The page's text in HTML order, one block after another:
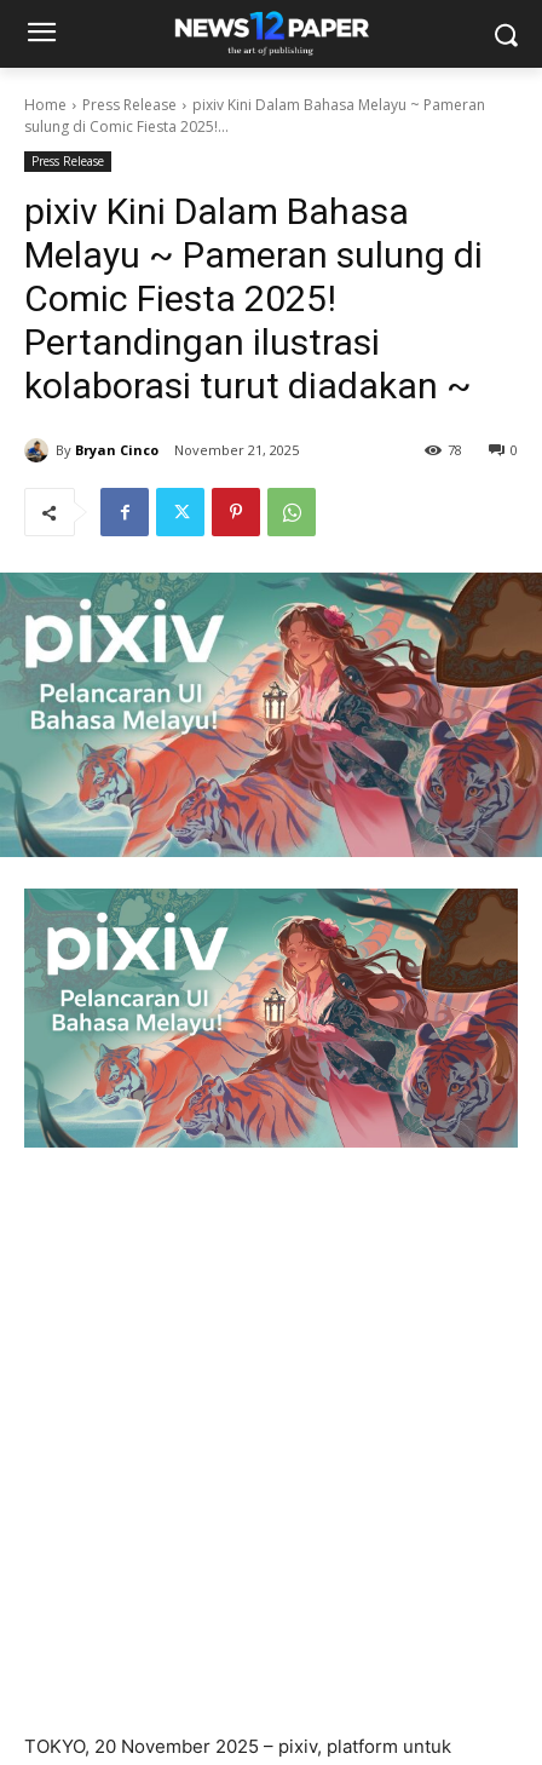
Home Press Release
pixiv Kini Dalam Bahasa Melayu ~ Pameran
sulung di Comic Fiesta 2025!...
Press Release
pixiv Kini Dalam Bahasa
Melayu ~ Pameran sulung di
Comic Fiesta 2025!
Pertandingan ilustrasi
kolaborasi turut diadakan ~
By Bryan Cinco November 21, 2025 0
78
TOKYO, 20 November 2025 – pixiv, platform untuk